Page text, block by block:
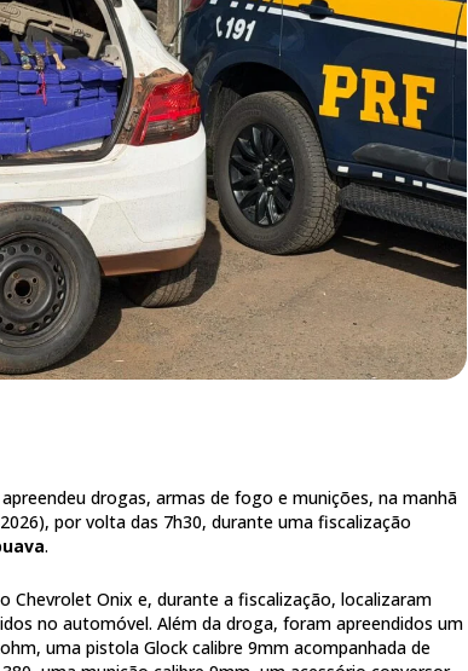
drogas, armas de fogo e munições, na manhã
por volta das 7h30, durante uma fiscalização
.
Chevrolet Onix e, durante a fiscalização, localizaram
no automóvel. Além da droga, foram apreendidos um
uma pistola Glock calibre 9mm acompanhada de